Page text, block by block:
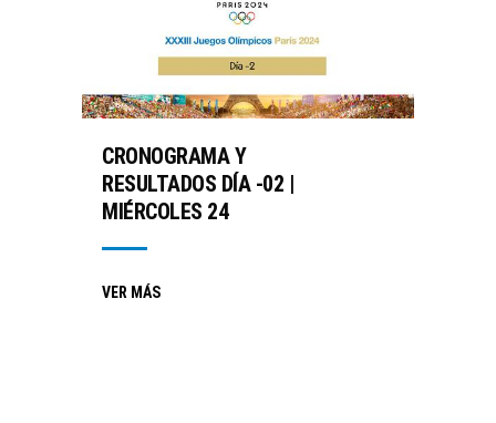
CRONOGRAMA Y
RESULTADOS DÍA -02 |
MIÉRCOLES 24
VER MÁS